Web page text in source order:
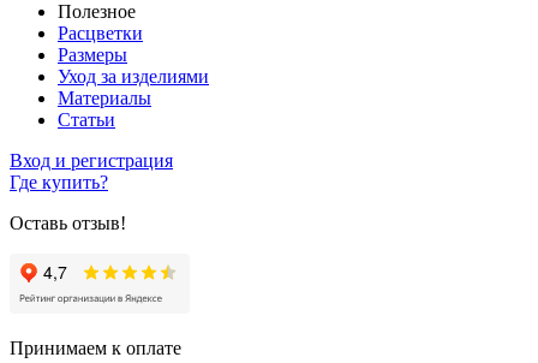
Полезное
Расцветки
Размеры
Уход за изделиями
Материалы
Статьи
Вход и регистрация
Где купить?
Оставь отзыв!
Принимаем к оплате